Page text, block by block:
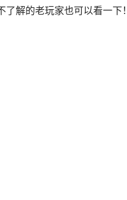
解的老玩家也可以看一下！